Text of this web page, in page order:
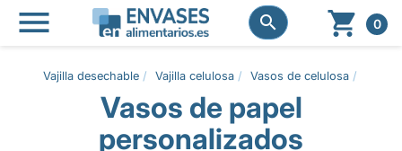
 
  0
Vajilla desechable Vajilla celulosa Vasos de celulosa
Vasos de papel
personalizados